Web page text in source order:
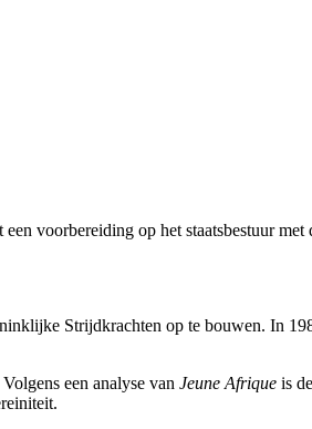
een voorbereiding op het staatsbestuur
Strijdkrachten op te bouwen. In
een analyse van Jeune Afrique is